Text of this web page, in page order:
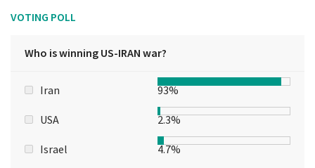
VOTING POLL
Who is winning US-IRAN war?
Iran 93%
USA 2.3%
Israel 4.7%